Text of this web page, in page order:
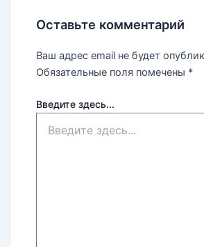
Оставьте комментарий
Ваш адрес email не будет
Обязательные поля помечены *
Введите здесь...